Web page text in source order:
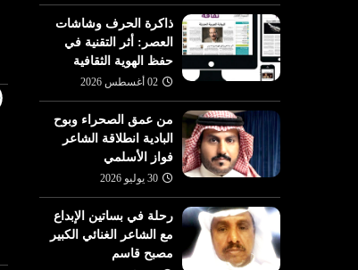
ذاكرة الحرف وشاشات
العصر: أثر التقنية في
حفظ الهوية الثقافية
02 أغسطس 2026
من عمق الصحراء وبوح
البادية انطلاقة الشاعر
فواز الأسلمي
30 يوليو 2026
رحلة في بساتين الإبداع
مع الشاعر الغنائي الكبير
مصبح قاسم
- نهى مكرمي
أخبار متنوعة
مختار بركات.. نقاء المعدن الذي